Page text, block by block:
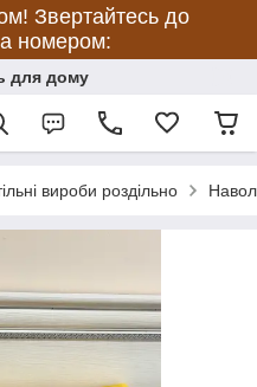
Звертайтесь до
номером:
для дому
вироби роздільно